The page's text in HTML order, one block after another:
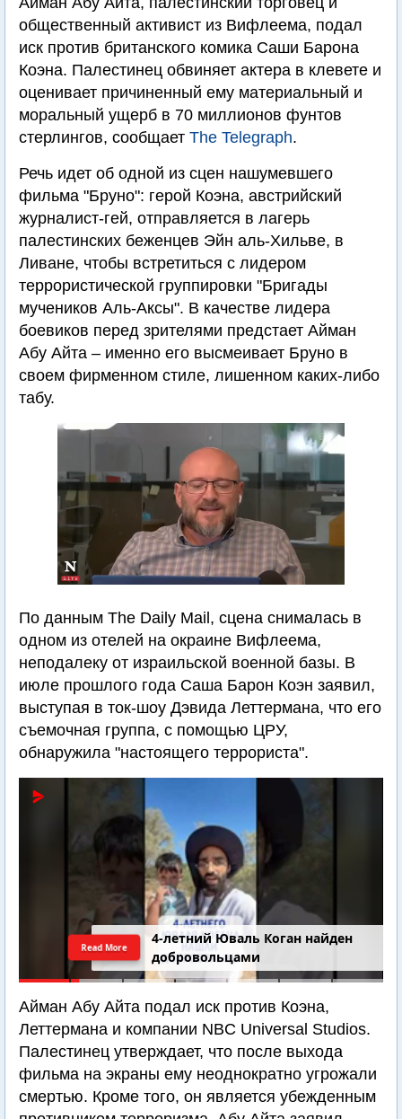
общественный активист из Вифлеема, подал
иск против британского комика Саши Барона
Коэна. Палестинец обвиняет актера в клевете и
оценивает причиненный ему материальный и
моральный ущерб в 70 миллионов фунтов
стерлингов, сообщает The Telegraph.
Речь идет об одной из сцен нашумевшего
фильма "Бруно": герой Коэна, австрийский
журналист-гей, отправляется в лагерь
палестинских беженцев Эйн аль-Хильве, в
Ливане, чтобы встретиться с лидером
террористической группировки "Бригады
мучеников Аль-Аксы". В качестве лидера
боевиков перед зрителями предстает Айман
Абу Айта – именно его высмеивает Бруно в
своем фирменном стиле, лишенном каких-либо
табу.
По данным The Daily Mail, сцена снималась в
одном из отелей на окраине Вифлеема,
неподалеку от израильской военной базы. В
июле прошлого года Саша Барон Коэн заявил,
выступая в ток-шоу Дэвида Леттермана, что его
съемочная группа, с помощью ЦРУ,
обнаружила "настоящего террориста".
4-летний Юваль Коган найден
добровольцами
Read More
Айман Абу Айта подал иск против Коэна,
Леттермана и компании NBC Universal Studios.
Палестинец утверждает, что после выхода
фильма на экраны ему неоднократно угрожали
смертью. Кроме того, он является убежденным